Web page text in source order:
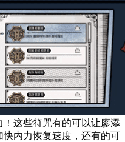
这些符咒有的可以让廖添
内力恢复速度，还有的可